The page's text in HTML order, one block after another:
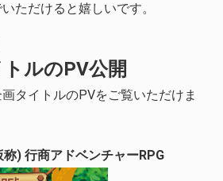
ただけると嬉しいです。
ルのPV公開
タイトルのPVをご覧いただけま
) 行商アドベンチャーRPG